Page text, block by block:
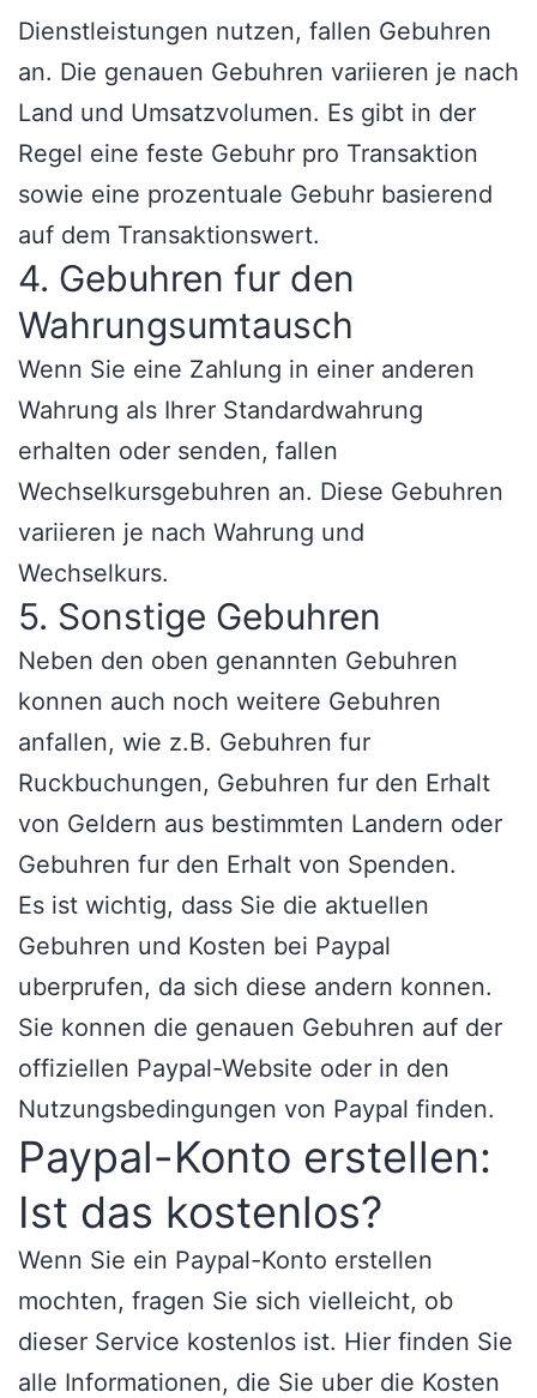
Dienstleistungen nutzen, fallen Gebuhren
an. Die genauen Gebuhren variieren je nach
Land und Umsatzvolumen. Es gibt in der
Regel eine feste Gebuhr pro Transaktion
sowie eine prozentuale Gebuhr basierend
auf dem Transaktionswert.
4. Gebuhren fur den
Wahrungsumtausch
Wenn Sie eine Zahlung in einer anderen
Wahrung als Ihrer Standardwahrung
erhalten oder senden, fallen
Wechselkursgebuhren an. Diese Gebuhren
variieren je nach Wahrung und
Wechselkurs.
5. Sonstige Gebuhren
Neben den oben genannten Gebuhren
konnen auch noch weitere Gebuhren
anfallen, wie z.B. Gebuhren fur
Ruckbuchungen, Gebuhren fur den Erhalt
von Geldern aus bestimmten Landern oder
Gebuhren fur den Erhalt von Spenden.
Es ist wichtig, dass Sie die aktuellen
Gebuhren und Kosten bei Paypal
uberprufen, da sich diese andern konnen.
Sie konnen die genauen Gebuhren auf der
offiziellen Paypal-Website oder in den
Nutzungsbedingungen von Paypal finden.
Paypal-Konto erstellen:
Ist das kostenlos?
Wenn Sie ein Paypal-Konto erstellen
mochten, fragen Sie sich vielleicht, ob
dieser Service kostenlos ist. Hier finden Sie
alle Informationen, die Sie uber die Kosten